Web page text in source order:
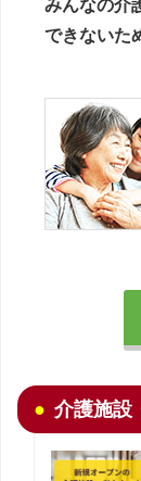
みんなの介
できないた
介護施設